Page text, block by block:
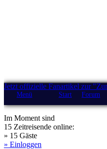
Jetzt offizielle Fanartikel zur
Menü Start Forum
Im Moment sind
15 Zeitreisende online:
» 15 Gäste
» Einloggen